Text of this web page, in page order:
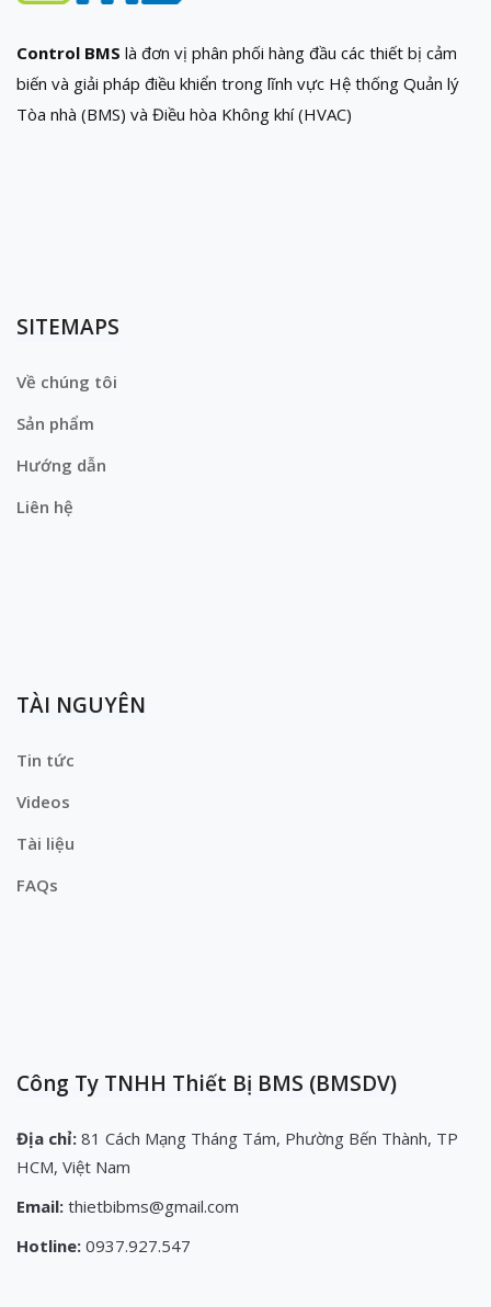
Control BMS là đơn vị phân phối hàng đầu các thiết bị cảm
biến và giải pháp điều khiển trong lĩnh vực Hệ thống Quản lý
Tòa nhà (BMS) và Điều hòa Không khí (HVAC)
SITEMAPS
Về chúng tôi
Sản phẩm
Hướng dẫn
Liên hệ
TÀI NGUYÊN
Tin tức
Videos
Tài liệu
FAQs
Công Ty TNHH Thiết Bị BMS (BMSDV)
Địa chỉ: 81 Cách Mạng Tháng Tám, Phường Bến Thành, TP
HCM, Việt Nam
Email: thietbibms@gmail.com
Hotline: 0937.927.547